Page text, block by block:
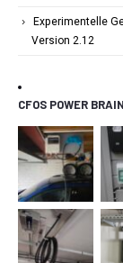
Experimentelle
Version 2.12
CFOS POWER